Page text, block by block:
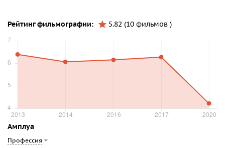
Рейтинг фильмографии: 5.82 (10 фильмов )
Амплуа
Профессия